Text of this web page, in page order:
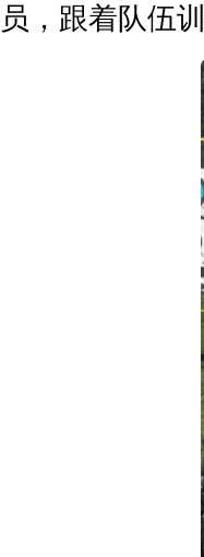
员，跟着队伍